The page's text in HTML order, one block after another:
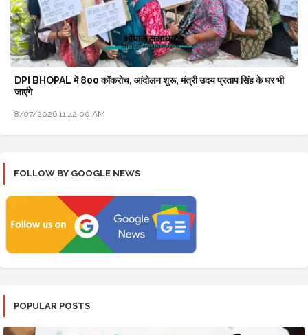
DPI BHOPAL में 800 कॉकरोच, आंदोलन शुरू, मंत्री उदय प्रताप सिंह के घर भी
जाएंगे
8/07/2026 11:42:00 AM
FOLLOW BY GOOGLE NEWS
POPULAR POSTS